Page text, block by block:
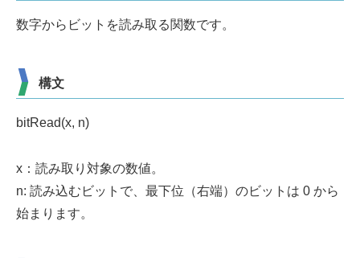
数字からビットを読み取る関数です。
構文
bitRead(x, n)
x：読み取り対象の数値。
n: 読み込むビットで、最下位（右端）のビットは 0 から
始まります。